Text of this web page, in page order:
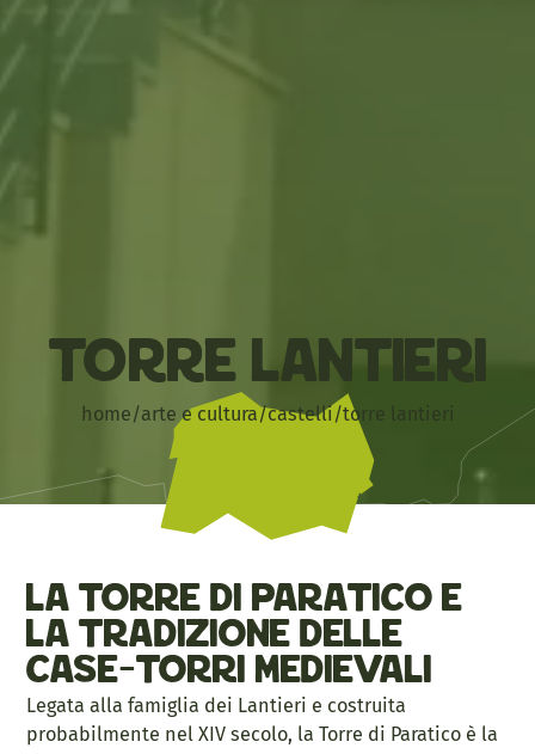
Torre Lantieri
home/arte e cultura/castelli/torre lantieri
La Torre di Paratico e
la tradizione delle
case-torri medievali
Legata alla famiglia dei Lantieri e costruita
probabilmente nel XIV secolo, la Torre di Paratico è la